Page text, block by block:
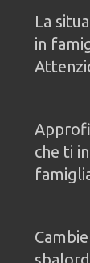
La
in
che ti